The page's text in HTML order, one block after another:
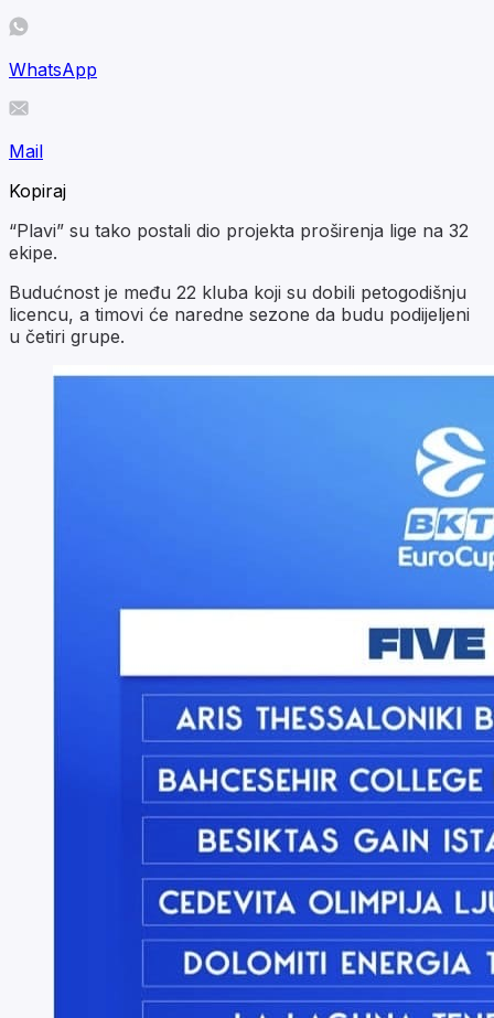
WhatsApp
Mail
Kopiraj
“Plavi” su tako postali dio projekta proširenja lige na 32
ekipe.
Budućnost je među 22 kluba koji su dobili petogodišnju
licencu, a timovi će naredne sezone da budu podijeljeni
u četiri grupe.